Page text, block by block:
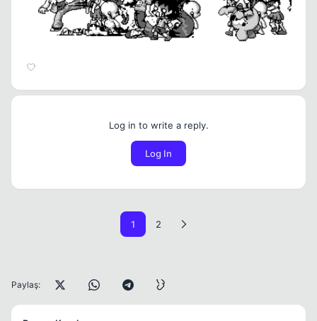
Log in to write a reply.
Log In
1 2
Paylaş: